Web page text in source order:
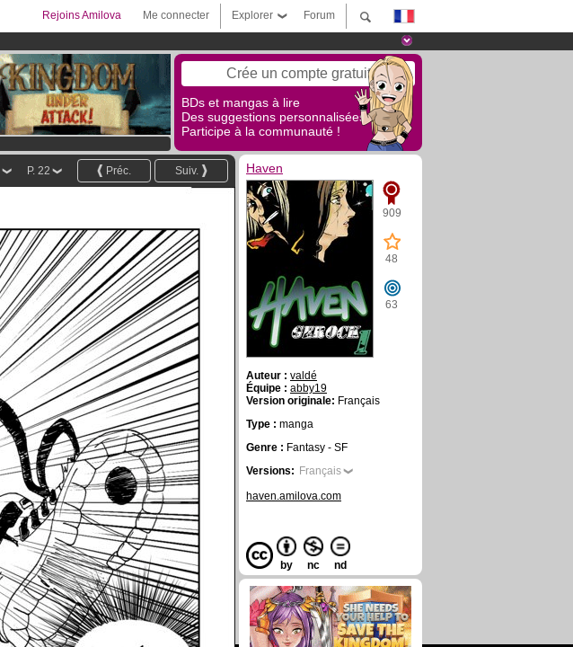
Forum
Explorer
Me connecter
Rejoins Amilova
Crée un compte gratuit
BDs et mangas à lire
Des suggestions personnalisées !
Participe à la communauté !
Suiv.
Préc.
P. 22 Haven
909
48
63
Auteur : valdé
Équipe : abby19
Version originale: Français
Type : manga
Genre : Fantasy - SF
Versions: Français
haven.amilova.com
by nc nd